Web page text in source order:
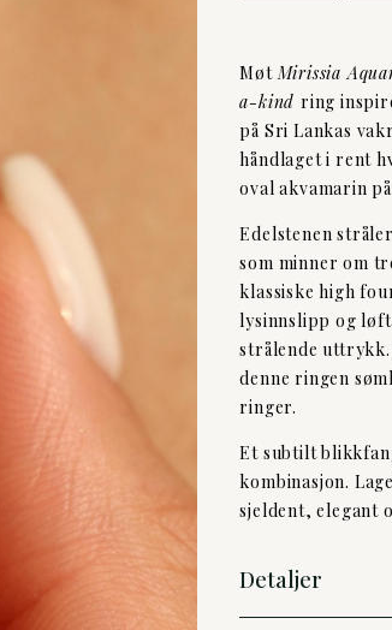
Møt Mirissia
a-kindring
på Sri Lankas
håndlaget i rent
oval akvamarin
Edelstenen
som minner om
klassiske high
lysinnslipp og
strålende
denne ringen
ringer.
Et subtilt
kombinasjon.
sjeldent, elegant
Detaljer